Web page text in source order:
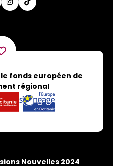
fonds européen de
régional
Nouvelles 2024